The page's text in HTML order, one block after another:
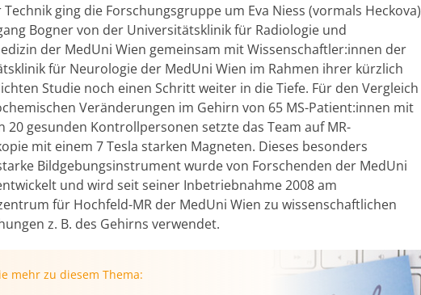
ging die Forschungsgruppe um Eva Niess (vormals Heckova)
Bogner von der Universitätsklinik für Radiologie und
der MedUni Wien gemeinsam mit Wissenschaftler:innen der
für Neurologie der MedUni Wien im Rahmen ihrer kürzlich
Studie noch einen Schritt weiter in die Tiefe. Für den Vergleich
Veränderungen im Gehirn von 65 MS-Patient:innen mit
20 gesunden Kontrollpersonen setzte das Team auf MR-
mit einem 7 Tesla starken Magneten. Dieses besonders
Bildgebungsinstrument wurde von Forschenden der MedUni
und wird seit seiner Inbetriebnahme 2008 am
für Hochfeld-MR der MedUni Wien zu wissenschaftlichen
z. B. des Gehirns verwendet.
mehr zu diesem Thema: